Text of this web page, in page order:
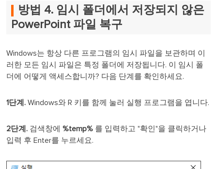
방법 4. 임시 폴더에서 저장되지 않은
PowerPoint 파일 복구
Windows는 항상 다른 프로그램의 임시 파일을 보관하며 이
러한 모든 임시 파일은 특정 폴더에 저장됩니다. 이 임시 폴
더에 어떻게 액세스합니까? 다음 단계를 확인하세요.
1단계. Windows와 R 키를 함께 눌러 실행 프로그램을 엽니다.
2단계. 검색창에%temp% 를 입력하고 "확인"을 클릭하거나
입력 후 Enter를 누르세요.